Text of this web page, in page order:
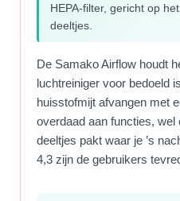
HEPA-filter, gericht op
deeltjes.
De Samako Airflow houdt
luchtreiniger voor bedoeld
huisstofmijt afvangen met
overdaad aan functies, wel
deeltjes pakt waar je ’s
4,3 zijn de gebruikers